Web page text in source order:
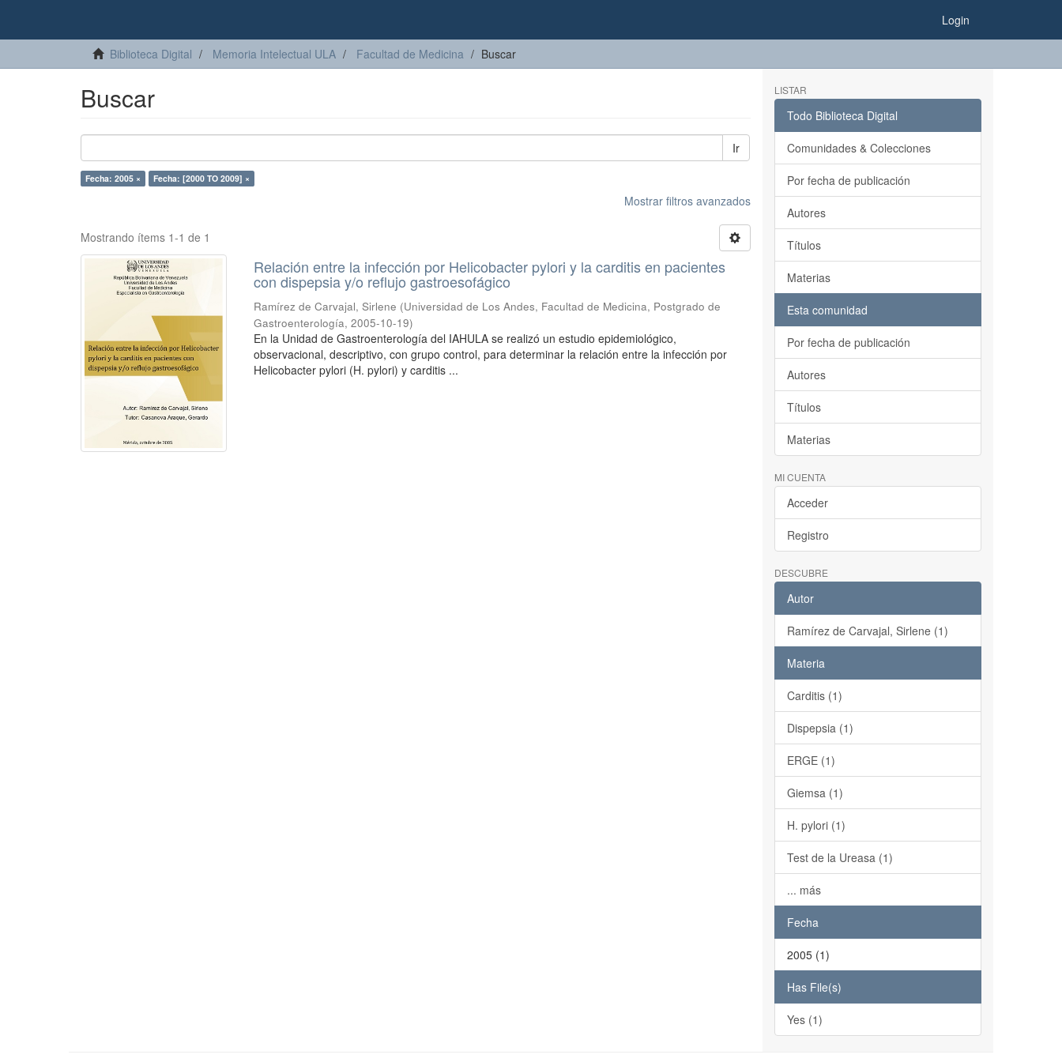
Login
Biblioteca Digital Memoria Intelectual ULA Facultad de Medicina Buscar
Buscar
Ir
Fecha: 2005 × Fecha: [2000 TO 2009] ×
Mostrar filtros avanzados
Mostrando ítems 1-1 de 1
Relación entre la infección por Helicobacter pylori y la carditis en pacientes
con dispepsia y/o reflujo gastroesofágico
Ramírez de Carvajal, Sirlene (Universidad de Los Andes, Facultad de Medicina, Postgrado de
Gastroenterología,2005-10-19)
En la Unidad de Gastroenterología del IAHULA se realizó un estudio epidemiológico,
observacional, descriptivo, con grupo control, para determinar la relación entre la infección por
Helicobacter pylori (H. pylori) y carditis ...
LISTAR
Todo Biblioteca Digital
Comunidades & Colecciones
Por fecha de publicación
Autores
Títulos
Materias
Esta comunidad
Por fecha de publicación
Autores
Títulos
Materias
MI CUENTA
Acceder
Registro
DESCUBRE
Autor
Ramírez de Carvajal, Sirlene (1)
Materia
Carditis (1)
Dispepsia (1)
ERGE (1)
Giemsa (1)
H. pylori (1)
Test de la Ureasa (1)
... más
Fecha
2005 (1)
Has File(s)
Yes (1)